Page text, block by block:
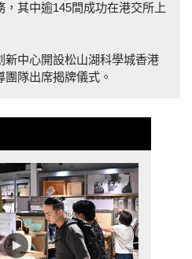
其中逾145間成功在港交所上
新中心開設松山湖科學城香港
隊出席揭牌儀式。